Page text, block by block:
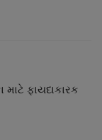
માટે ફાયદાકારક